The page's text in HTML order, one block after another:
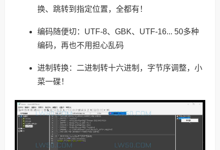
换、跳转到指定位置，全都有！
编码随便切：UTF-8、GBK、UTF-16... 50多种
编码，再也不用担心乱码
进制转换：二进制转十六进制，字节序调整，小
菜一碟！